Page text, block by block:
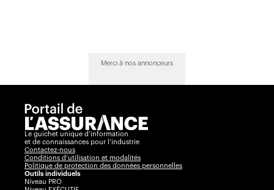
Merci à nos annonceurs
Le guichet unique d’information
et de connaissances pour l’industrie
Contactez-nous
Conditions d’utilisation et modalités
Politique de protection des données personnelles
Outils individuels
Niveau PRO